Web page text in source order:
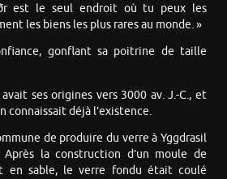
est le seul endroit où tu peux les
les biens les plus rares au monde. »
gonflant sa poitrine de taille
ses origines vers 3000 av. J.-C., et
connaissait déjà l’existence.
de produire du verre à Yggdrasil
la construction d’un moule de
en sable, le verre fondu était coulé